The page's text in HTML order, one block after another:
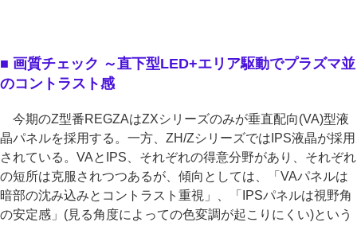
■ 画質チェック ～直下型LED+エリア駆動でプラズマ並
のコントラスト感
今期のZ型番REGZAはZXシリーズのみが垂直配向(VA)型液
晶パネルを採用する。一方、ZH/ZシリーズではIPS液晶が採用
されている。VAとIPS、それぞれの得意分野があり、それぞれ
の短所は克服されつつあるが、傾向としては、「VAパネルは
暗部の沈み込みとコントラスト重視」、「IPSパネルは視野角
の安定感」(見る角度によっての色変調が起こりにくい)という